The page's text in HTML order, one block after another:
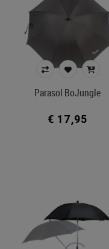
Parasol BoJungle
€ 17,95